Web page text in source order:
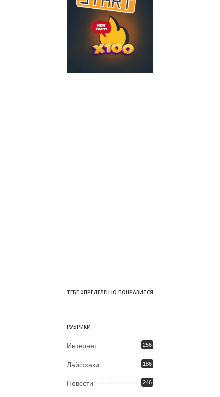
ТЕБЕ ОПРЕДЕЛЕННО ПОНРАВИТСЯ
РУБРИКИ
Интернет 256
Лайфхаки 186
Новости 246